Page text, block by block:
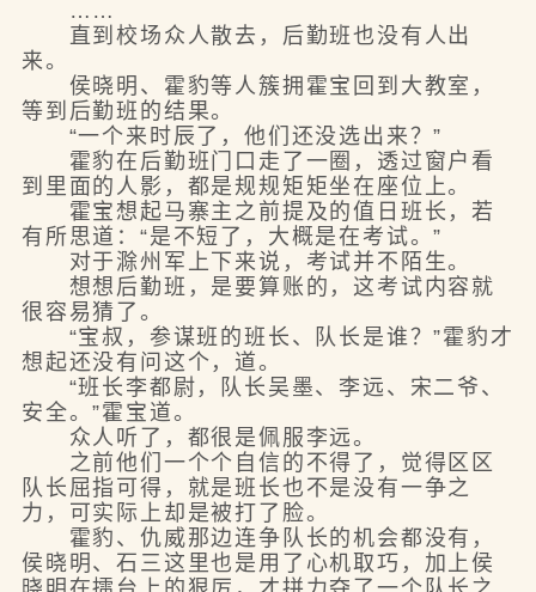
……
直到校场众人散去，后勤班也没有人出
来。
侯晓明、霍豹等人簇拥霍宝回到大教室，
等到后勤班的结果。
“一个来时辰了，他们还没选出来？”
霍豹在后勤班门口走了一圈，透过窗户看
到里面的人影，都是规规矩矩坐在座位上。
霍宝想起马寨主之前提及的值日班长，若
有所思道：“是不短了，大概是在考试。”
对于滁州军上下来说，考试并不陌生。
想想后勤班，是要算账的，这考试内容就
很容易猜了。
“宝叔，参谋班的班长、队长是谁？”霍豹才
想起还没有问这个，道。
“班长李都尉，队长吴墨、李远、宋二爷、
安全。”霍宝道。
众人听了，都很是佩服李远。
之前他们一个个自信的不得了，觉得区区
队长屈指可得，就是班长也不是没有一争之
力，可实际上却是被打了脸。
霍豹、仇威那边连争队长的机会都没有，
侯晓明、石三这里也是用了心机取巧，加上侯